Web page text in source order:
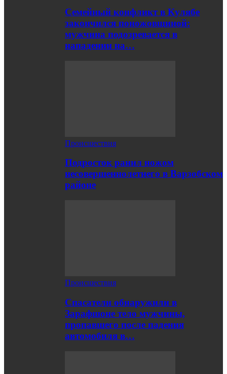
Семейный конфликт в Кулябе
закончился поножовщиной:
мужчина подозревается в
нападении на…
Происшествия
Подросток ранил ножом
несовершеннолетнего в Варзобском
районе
Происшествия
Спасатели обнаружили в
Зарафшоне тело мужчины,
пропавшего после падения
автомобиля в…